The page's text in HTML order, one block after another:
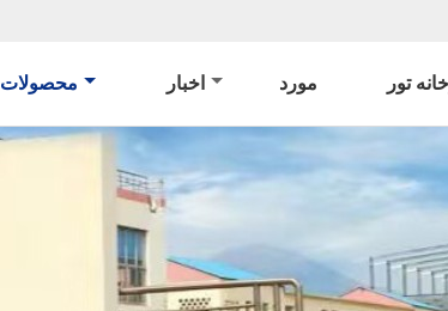
محصولات اخبار مورد تور